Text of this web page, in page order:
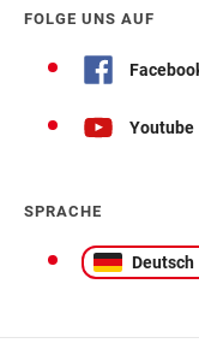
FOLGE UNS AUF
Youtube
SPRACHE
Deutsch